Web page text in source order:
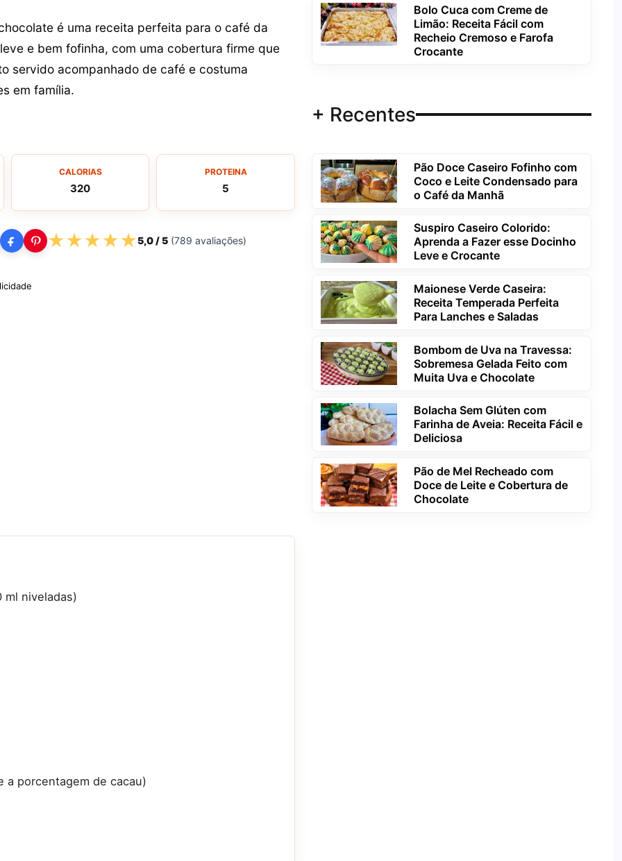
é uma receita perfeita para o café da
e bem fofinha, com uma cobertura firme que
servido acompanhado de café e costuma
em família.
CALORIAS
320
PROTEINA
5
★★★★★5,0/ 5 (789 avaliações)
ml niveladas)
a porcentagem de cacau)
Bolo Cuca com Creme de
Limão: Receita Fácil com
Recheio Cremoso e Farofa
Crocante
+ Recentes
Pão Doce Caseiro Fofinho com
Coco e Leite Condensado para
o Café da Manhã
Suspiro Caseiro Colorido:
Aprenda a Fazer esse Docinho
Leve e Crocante
Maionese Verde Caseira:
Receita Temperada Perfeita
Para Lanches e Saladas
Bombom de Uva na Travessa:
Sobremesa Gelada Feito com
Muita Uva e Chocolate
Bolacha Sem Glúten com
Farinha de Aveia: Receita Fácil e
Deliciosa
Pão de Mel Recheado com
Doce de Leite e Cobertura de
Chocolate